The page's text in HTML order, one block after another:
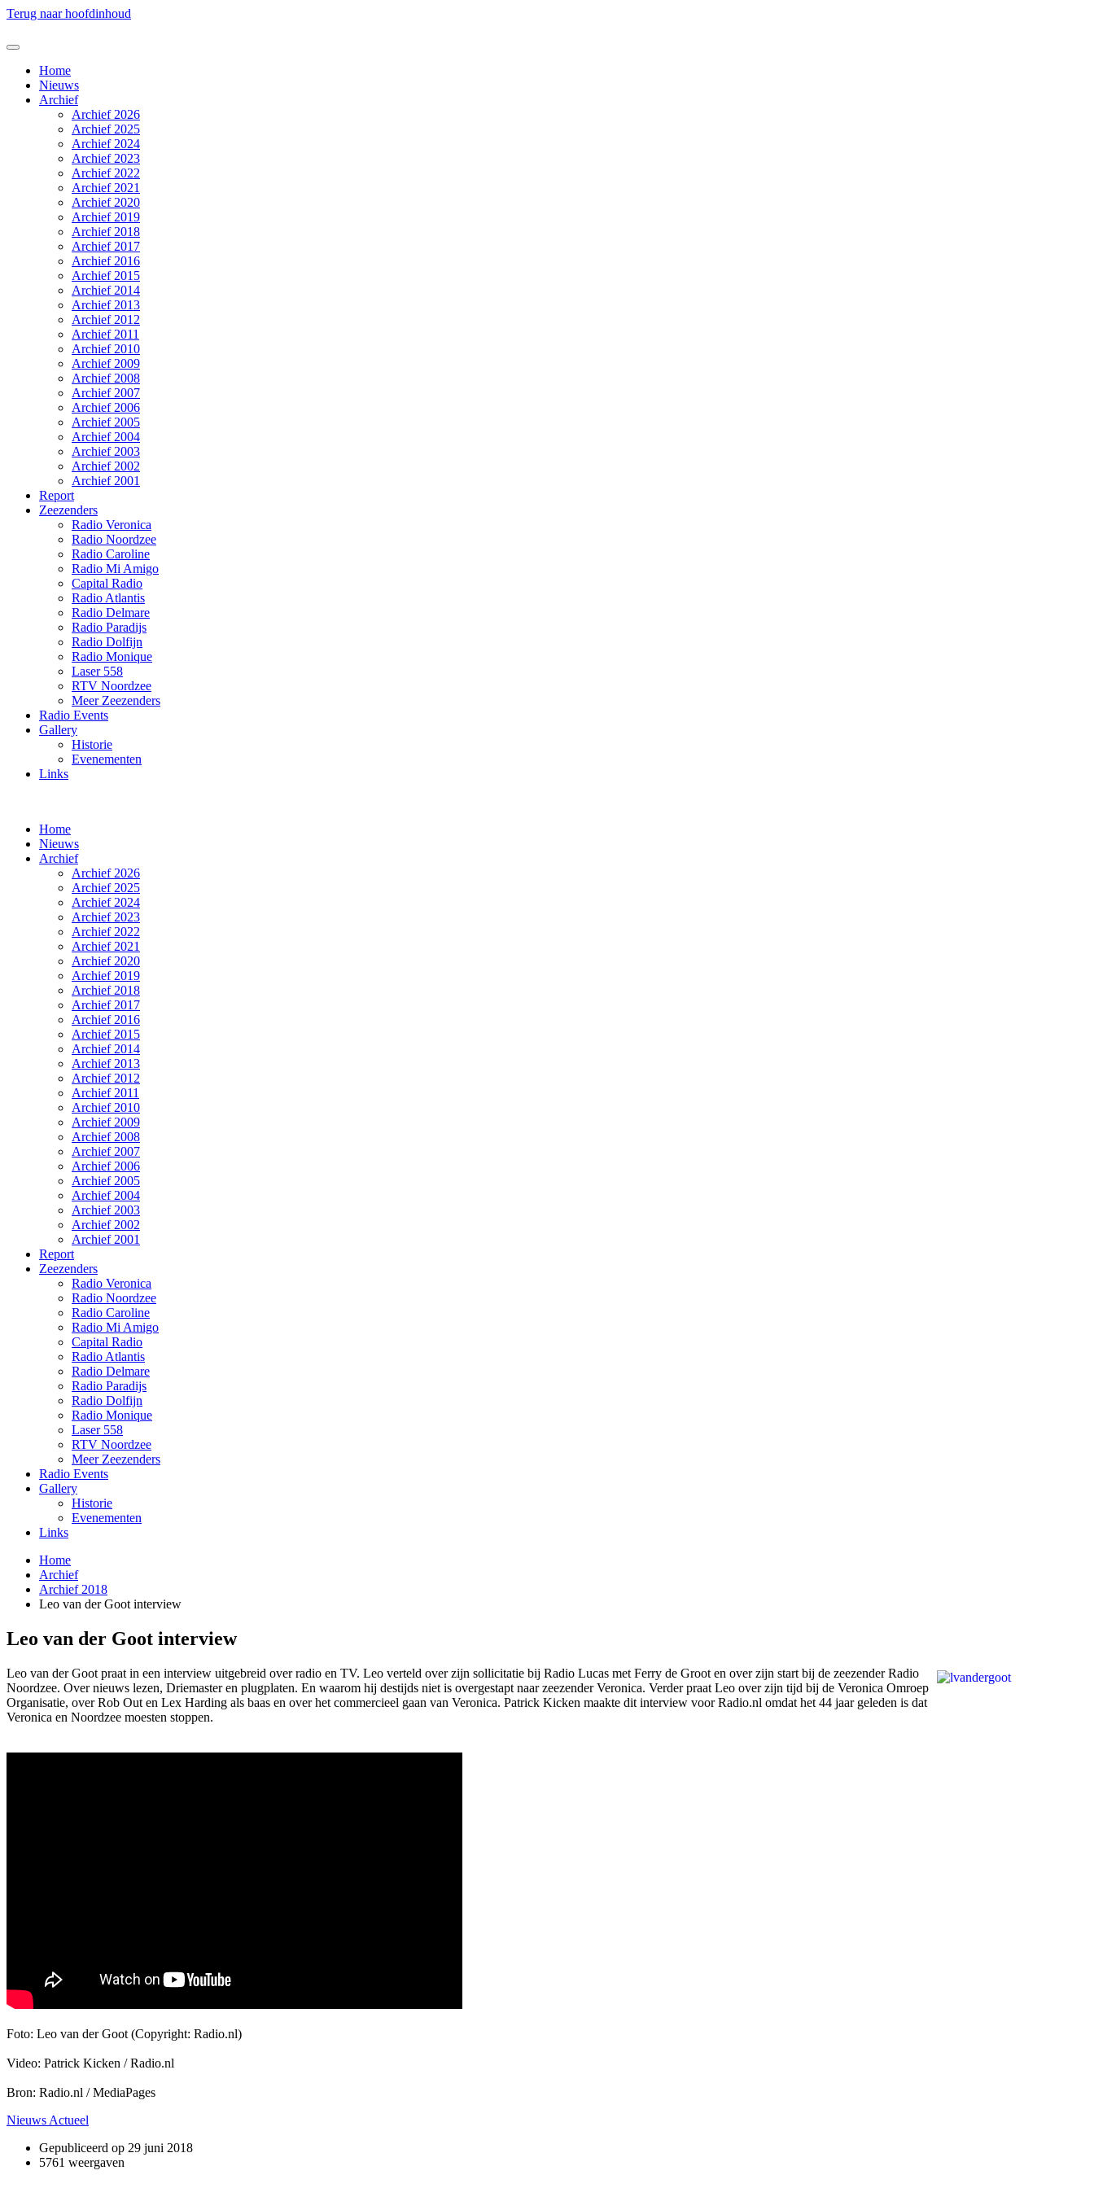
Terug naar hoofdinhoud
Home
Nieuws
Archief
Archief 2026
Archief 2025
Archief 2024
Archief 2023
Archief 2022
Archief 2021
Archief 2020
Archief 2019
Archief 2018
Archief 2017
Archief 2016
Archief 2015
Archief 2014
Archief 2013
Archief 2012
Archief 2011
Archief 2010
Archief 2009
Archief 2008
Archief 2007
Archief 2006
Archief 2005
Archief 2004
Archief 2003
Archief 2002
Archief 2001
Report
Zeezenders
Radio Veronica
Radio Noordzee
Radio Caroline
Radio Mi Amigo
Capital Radio
Radio Atlantis
Radio Delmare
Radio Paradijs
Radio Dolfijn
Radio Monique
Laser 558
RTV Noordzee
Meer Zeezenders
Radio Events
Gallery
Historie
Evenementen
Links
Home
Nieuws
Archief
Archief 2026
Archief 2025
Archief 2024
Archief 2023
Archief 2022
Archief 2021
Archief 2020
Archief 2019
Archief 2018
Archief 2017
Archief 2016
Archief 2015
Archief 2014
Archief 2013
Archief 2012
Archief 2011
Archief 2010
Archief 2009
Archief 2008
Archief 2007
Archief 2006
Archief 2005
Archief 2004
Archief 2003
Archief 2002
Archief 2001
Report
Zeezenders
Radio Veronica
Radio Noordzee
Radio Caroline
Radio Mi Amigo
Capital Radio
Radio Atlantis
Radio Delmare
Radio Paradijs
Radio Dolfijn
Radio Monique
Laser 558
RTV Noordzee
Meer Zeezenders
Radio Events
Gallery
Historie
Evenementen
Links
Home
Archief
Archief 2018
Leo van der Goot interview
Leo van der Goot interview
Leo van der Goot praat in een interview uitgebreid over radio en TV. Leo verteld over zijn sollicitatie bij Radio Lucas met Ferry de Groot en over zijn start bij de zeezender Radio
Noordzee. Over nieuws lezen, Driemaster en plugplaten. En waarom hij destijds niet is overgestapt naar zeezender Veronica. Verder praat Leo over zijn tijd bij de Veronica Omroep
Organisatie, over Rob Out en Lex Harding als baas en over het commercieel gaan van Veronica. Patrick Kicken maakte dit interview voor Radio.nl omdat het 44 jaar geleden is dat
Veronica en Noordzee moesten stoppen.
Foto: Leo van der Goot (Copyright: Radio.nl)
Video: Patrick Kicken / Radio.nl
Bron: Radio.nl / MediaPages
Nieuws Actueel
Gepubliceerd op 29 juni 2018
5761 weergaven